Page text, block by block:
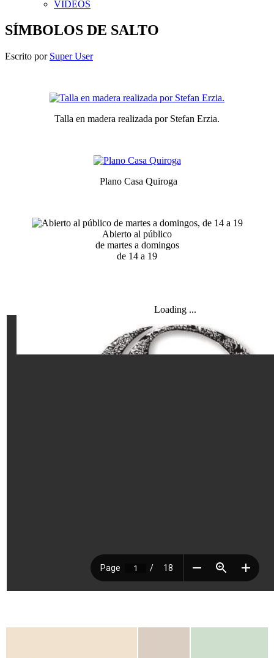
VIDEOS
SÍMBOLOS DE SALTO
Escrito por Super User
Talla en madera realizada por Stefan Erzia.
Plano Casa Quiroga
Abierto al público
de martes a domingos
de 14 a 19
Loading ...